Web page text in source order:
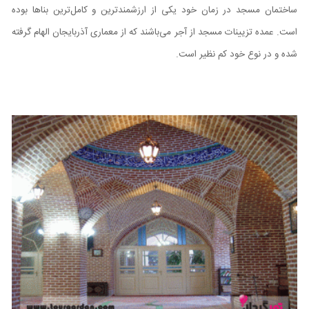
ساختمان مسجد در زمان خود یکی از ارزشمندترین و کامل‌ترین بناها بوده
است. عمده تزیینات مسجد از آجر می‌باشند که از معماری آذربایجان الهام گرفته
شده و در نوع خود کم نظیر است.